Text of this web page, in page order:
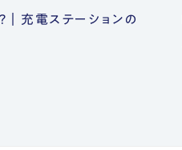
｜充電ステーションの